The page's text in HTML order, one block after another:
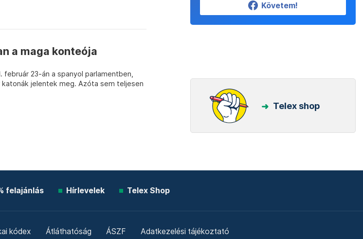
a maga konteója
23-án a spanyol parlamentben,
jelentek meg. Azóta sem teljesen
Követem!
Telex shop
felajánlás Hírlevelek Telex Shop
kódex Átláthatóság ÁSZF Adatkezelési tájékoztató